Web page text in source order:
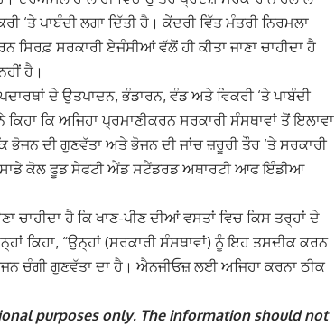
‘ਤੇ ਪਾਬੰਦੀ ਲਗਾ ਦਿੱਤੀ ਹੈ। ਕੇਂਦਰੀ ਵਿੱਤ ਮੰਤਰੀ ਨਿਰਮਲਾ
ਸਿਰਫ਼ ਸਰਕਾਰੀ ਏਜੰਸੀਆਂ ਵੱਲੋਂ ਹੀ ਕੀਤਾ ਜਾਣਾ ਚਾਹੀਦਾ ਹੈ
ਹੈ।
ਦੇ ਉਤਪਾਦਨ, ਭੰਡਾਰਨ, ਵੰਡ ਅਤੇ ਵਿਕਰੀ ‘ਤੇ ਪਾਬੰਦੀ
ਕਿ ਅਜਿਹਾ ਪ੍ਰਮਾਣੀਕਰਨ ਸਰਕਾਰੀ ਸੰਸਥਾਵਾਂ ਤੋਂ ਇਲਾਵਾ
ਭੋਜਨ ਦੀ ਗੁਣਵੱਤਾ ਅਤੇ ਭੋਜਨ ਦੀ ਜਾਂਚ ਜ਼ਰੂਰੀ ਤੌਰ ‘ਤੇ ਸਰਕਾਰੀ
ਕੋਲ ਫੂਡ ਸੇਫਟੀ ਐਂਡ ਸਟੈਂਡਰਡ ਅਥਾਰਟੀ ਆਫ ਇੰਡੀਆ
ਚਾਹੀਦਾ ਹੈ ਕਿ ਖਾਣ-ਪੀਣ ਦੀਆਂ ਵਸਤਾਂ ਵਿਚ ਕਿਸ ਤਰ੍ਹਾਂ ਦੇ
ਕਿਹਾ, “ਉਨ੍ਹਾਂ (ਸਰਕਾਰੀ ਸੰਸਥਾਵਾਂ) ਨੂੰ ਇਹ ਤਸਦੀਕ ਕਰਨ
ਚੰਗੀ ਗੁਣਵੱਤਾ ਦਾ ਹੈ। ਐਨਜੀਓਜ਼ ਲਈ ਅਜਿਹਾ ਕਰਨਾ ਠੀਕ
purposes only. The information should not